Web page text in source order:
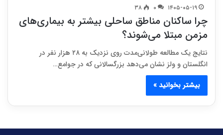
۱۴۰۵-۰۵-۱۹ ۰ ۳۸
چرا ساکنان مناطق ساحلی بیشتر به بیماری‌های
مزمن مبتلا می‌شوند؟
نتایج یک مطالعه طولانی‌مدت روی نزدیک به ۲۸ هزار نفر در
انگلستان و ولز نشان می‌دهد بزرگسالانی که در جوامع…
بیشتر بخوانید »